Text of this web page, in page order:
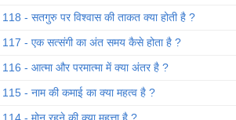
118 - सतगुरु पर विश्वास की ताकत क्या होती है ?
117 - एक सत्संगी का अंत समय कैसे होता है ?
116 - आत्मा और परमात्मा में क्या अंतर है ?
115 - नाम की कमाई का क्या महत्व है ?
114 - मोन रहने की क्या महत्ता है ?